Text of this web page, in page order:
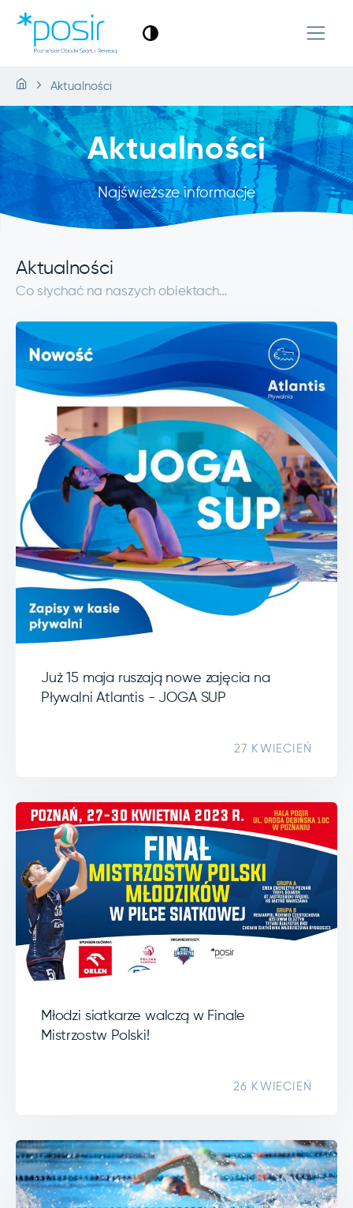
Aktualności
Aktualności
Najświeższe informacje
Aktualności
Co słychać na naszych obiektach…
Już 15 maja ruszają nowe zajęcia na
Pływalni Atlantis - JOGA SUP
27 KWIECIEŃ
Młodzi siatkarze walczą w Finale
Mistrzostw Polski!
26 KWIECIEŃ